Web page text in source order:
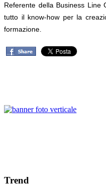
Referente della Business
tutto il know-how per la
formazione.
Trend